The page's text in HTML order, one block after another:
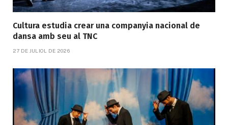
Cultura estudia crear una companyia nacional de
dansa amb seu al TNC
27 DE JULIOL DE 2026